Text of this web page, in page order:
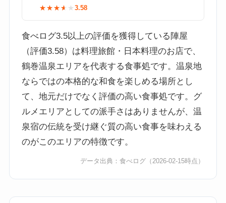
★★★★★
★★★★★ 3.58
食べログ3.5以上の評価を獲得している陣屋
（評価3.58）は料理旅館・日本料理のお店で、
鶴巻温泉エリアを代表する食事処です。温泉地
ならではの本格的な和食を楽しめる場所とし
て、地元だけでなく評価の高い食事処です。グ
ルメエリアとしての派手さはありませんが、温
泉宿の伝統を受け継ぐ質の高い食事を味わえる
のがこのエリアの特徴です。
データ出典：食べログ （2026-02-15時点）